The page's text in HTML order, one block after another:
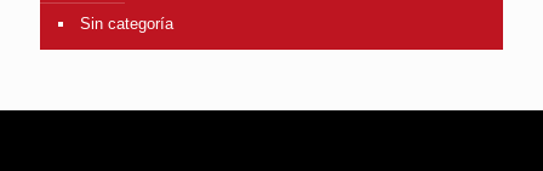
Sin categoría